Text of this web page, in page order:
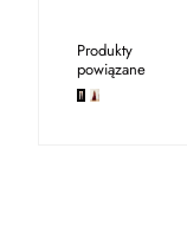
Produkty
powiązane